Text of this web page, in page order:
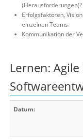
(Herausforderungen)?
Erfolgsfaktoren,
einzelnen Teams
Kommunikation der
Lernen:
Datum: